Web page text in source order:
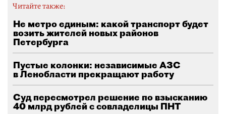
Читайте также:
Не метро единым: какой транспорт будет
возить жителей новых районов
Петербурга
Пустые колонки: независимые АЗС
в Ленобласти прекращают работу
Суд пересмотрел решение по взысканию
40 млрд рублей с совладелицы ПНТ